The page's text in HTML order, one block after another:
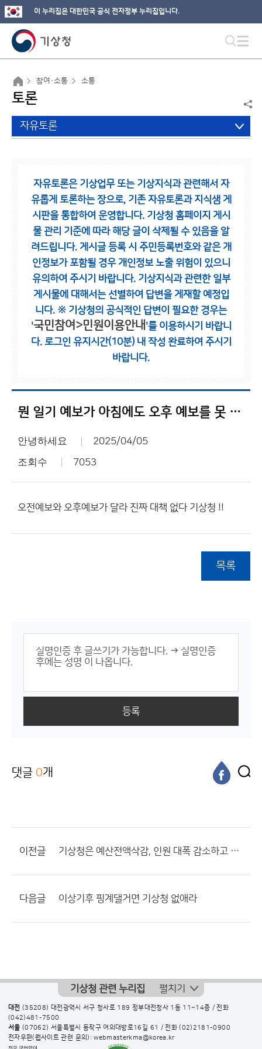
이 누리집은 대한민국 공식 전자정부 누리집입니다.
참여·소통 소통
토론
자유토론
자유토론은 기상업무 또는 기상지식과 관련해서 자
유롭게 토론하는 장으로, 기존 자유토론과 지식샘 게
시판을 통합하여 운영합니다. 기상청 홈페이지 게시
물 관리 기준에 따라 해당 글이 삭제될 수 있음을 알
려드립니다. 게시글 등록 시 주민등록번호와 같은 개
인정보가 포함될 경우 개인정보 노출 위험이 있으니
유의하여 주시기 바랍니다. 기상지식과 관련한 일부
게시물에 대해서는 선별하여 답변을 게재할 예정입
니다. ※ 기상청의 공식적인 답변이 필요한 경우는
'국민참여>민원이용안내 '를 이용하시기 바랍니
다. 로그인 유지시간(10분) 내 작성 완료하여 주시기
바랍니다.
뭔 일기 예보가 아침에도 오후 예보를 못 맞추나요??
안녕하세요 2025/04/05
조회수 7053
오전예보와 오후예보가 달라 진짜 대책 없다 기상청 !!
목록
등록
댓글 0개
이전글 기상청은 예산전액삭감, 인원 대폭 감소하고 기상부나 기상처, 기상소로 축소해야한다고 본다.
다음글 이상기후 핑계댈거면 기상청 없애라
기상청 관련 누리집 펼치기
대전 (35208) 대전광역시 서구 청사로 189 정부대전청사 1동 11~14층 / 전화
(042)481-7500
서울 (07062) 서울특별시 동작구 여의대방로16길 61 / 전화(02)2181-0900
전자우편(웹사이트 관련 문의): webmasterkma@korea.kr